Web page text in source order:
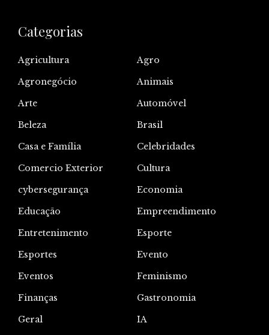
Categorias
Agricultura
Agro
Agronegócio
Animais
Arte
Automóvel
Beleza
Brasil
Casa e Família
Celebridades
Comercio Exterior
Cultura
cybersegurança
Economia
Educação
Empreendimento
Entretenimento
Esporte
Esportes
Evento
Eventos
Feminismo
Finanças
Gastronomia
Geral
IA